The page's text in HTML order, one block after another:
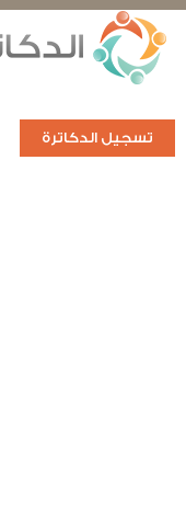
تسجيل الدكاترة